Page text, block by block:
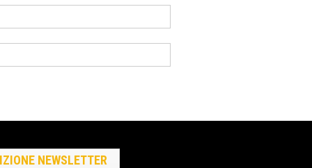
NEWSLETTER